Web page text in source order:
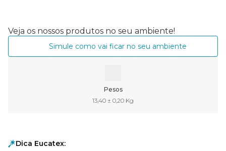
Veja os nossos produtos no seu ambiente!
Simule como vai ficar no seu ambiente
Pesos
13,40 ± 0,20 Kg
Dica Eucatex: